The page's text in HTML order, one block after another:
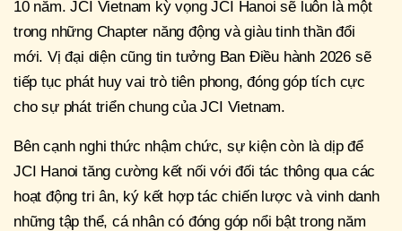
10 năm. JCI Vietnam kỳ vọng JCI Hanoi sẽ luôn là một
trong những Chapter năng động và giàu tinh thần đổi
mới. Vị đại diện cũng tin tưởng Ban Điều hành 2026 sẽ
tiếp tục phát huy vai trò tiên phong, đóng góp tích cực
cho sự phát triển chung của JCI Vietnam.
Bên cạnh nghi thức nhậm chức, sự kiện còn là dịp để
JCI Hanoi tăng cường kết nối với đối tác thông qua các
hoạt động tri ân, ký kết hợp tác chiến lược và vinh danh
những tập thể, cá nhân có đóng góp nổi bật trong năm